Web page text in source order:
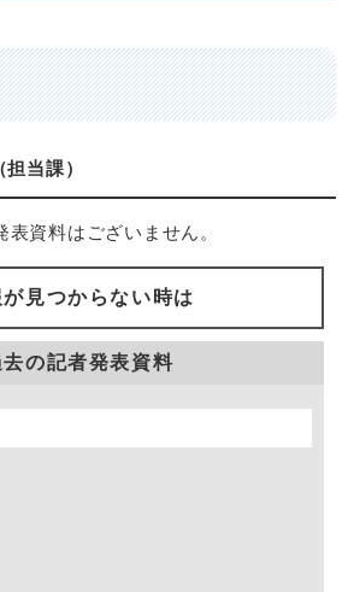
担当課
資料はございません。
見つからない時は
去の記者発表資料